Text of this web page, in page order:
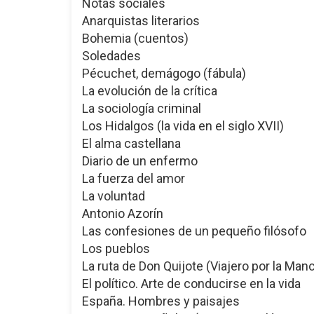
Notas sociales
Anarquistas literarios
Bohemia (cuentos)
Soledades
Pécuchet, demágogo (fábula)
La evolución de la crítica
La sociología criminal
Los Hidalgos (la vida en el siglo XVII)
El alma castellana
Diario de un enfermo
La fuerza del amor
La voluntad
Antonio Azorín
Las confesiones de un pequeño filósofo
Los pueblos
La ruta de Don Quijote (Viajero por la
El político. Arte de conducirse en la vida
España. Hombres y paisajes